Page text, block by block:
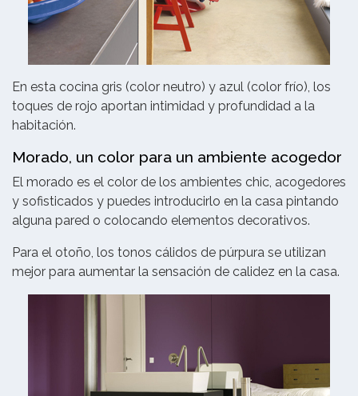
En esta cocina gris (color neutro) y azul (color frío), los
toques de rojo aportan intimidad y profundidad a la
habitación.
Morado, un color para un ambiente acogedor
El morado es el color de los ambientes chic, acogedores
y sofisticados y puedes introducirlo en la casa pintando
alguna pared o colocando elementos decorativos.
Para el otoño, los tonos cálidos de púrpura se utilizan
mejor para aumentar la sensación de calidez en la casa.